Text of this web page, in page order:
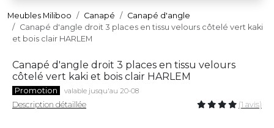
Meubles Miliboo Canapé
Canapé d'angle
Canapé d'angle droit 3 places en tissu velours côtelé vert kaki
et bois clair HARLEM
Canapé d'angle droit 3 places en tissu velours
côtelé vert kaki et bois clair HARLEM
Promotion valable jusqu'au 20-08
Description détaillée (1 avis)